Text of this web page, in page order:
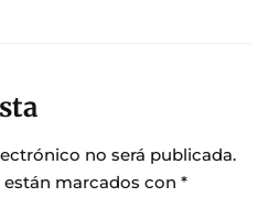
no será publicada.
marcados con *